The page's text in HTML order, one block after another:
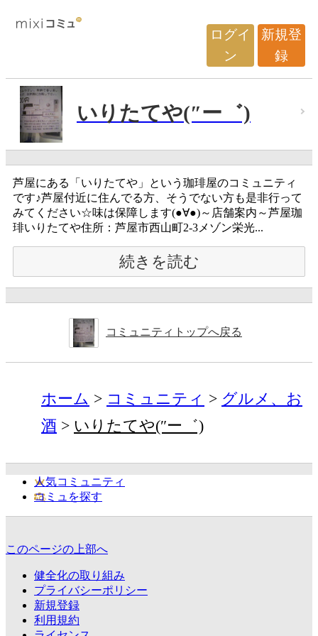
ログイ
ン
新規登
録
いりたてや(″ー゛)
芦屋にある「いりたてや」という珈琲屋のコミュニティ
です♪芦屋付近に住んでる方、そうでない方も是非行って
みてください☆味は保障します(●∀●)～店舗案内～芦屋珈
琲いりたてや住所：芦屋市西山町2-3メゾン栄光...
続きを読む
コミュニティトップへ戻る
ホーム コミュニティ
グルメ、お
酒
いりたてや(″ー゛)
人気コミュニティ
コミュを探す
このページの上部へ
健全化の取り組み
プライバシーポリシー
新規登録
利用規約